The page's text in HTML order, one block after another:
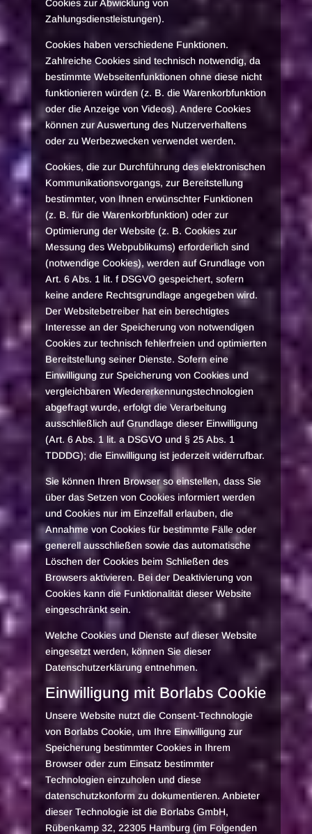
Cookies zur Abwicklung von
Zahlungsdienstleistungen).
Cookies haben verschiedene Funktionen.
Zahlreiche Cookies sind technisch notwendig, da
bestimmte Webseitenfunktionen ohne diese nicht
funktionieren würden (z. B. die Warenkorbfunktion
oder die Anzeige von Videos). Andere Cookies
können zur Auswertung des Nutzerverhaltens
oder zu Werbezwecken verwendet werden.
Cookies, die zur Durchführung des elektronischen
Kommunikationsvorgangs, zur Bereitstellung
bestimmter, von Ihnen erwünschter Funktionen
(z. B. für die Warenkorbfunktion) oder zur
Optimierung der Website (z. B. Cookies zur
Messung des Webpublikums) erforderlich sind
(notwendige Cookies), werden auf Grundlage von
Art. 6 Abs. 1 lit. f DSGVO gespeichert, sofern
keine andere Rechtsgrundlage angegeben wird.
Der Websitebetreiber hat ein berechtigtes
Interesse an der Speicherung von notwendigen
Cookies zur technisch fehlerfreien und optimierten
Bereitstellung seiner Dienste. Sofern eine
Einwilligung zur Speicherung von Cookies und
vergleichbaren Wiedererkennungstechnologien
abgefragt wurde, erfolgt die Verarbeitung
ausschließlich auf Grundlage dieser Einwilligung
(Art. 6 Abs. 1 lit. a DSGVO und § 25 Abs. 1
TDDDG); die Einwilligung ist jederzeit widerrufbar.
Sie können Ihren Browser so einstellen, dass Sie
über das Setzen von Cookies informiert werden
und Cookies nur im Einzelfall erlauben, die
Annahme von Cookies für bestimmte Fälle oder
generell ausschließen sowie das automatische
Löschen der Cookies beim Schließen des
Browsers aktivieren. Bei der Deaktivierung von
Cookies kann die Funktionalität dieser Website
eingeschränkt sein.
Welche Cookies und Dienste auf dieser Website
eingesetzt werden, können Sie dieser
Datenschutzerklärung entnehmen.
Einwilligung mit Borlabs Cookie
Unsere Website nutzt die Consent-Technologie
von Borlabs Cookie, um Ihre Einwilligung zur
Speicherung bestimmter Cookies in Ihrem
Browser oder zum Einsatz bestimmter
Technologien einzuholen und diese
datenschutzkonform zu dokumentieren. Anbieter
dieser Technologie ist die Borlabs GmbH,
Rübenkamp 32, 22305 Hamburg (im Folgenden